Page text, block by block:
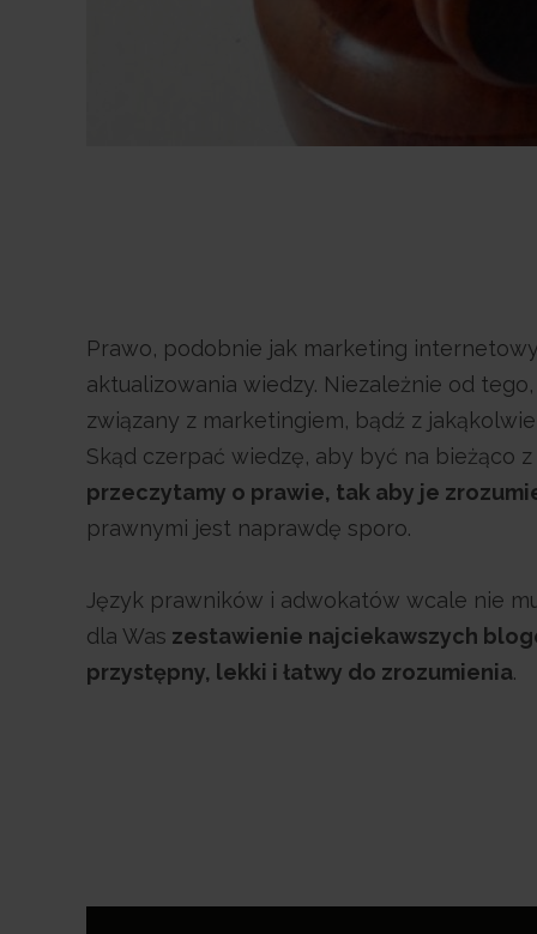
Prawo, podobnie jak marketing
aktualizowania wiedzy. Niezależnie od
związany z marketingiem, bądź z
Skąd czerpać wiedzę, aby być na bieżąco
przeczytamy o prawie, tak aby je
prawnymi jest naprawdę sporo.
Język prawników i adwokatów wcale nie
dla Was zestawienie najciekawszych
przystępny, lekki i łatwy do zrozumienia.